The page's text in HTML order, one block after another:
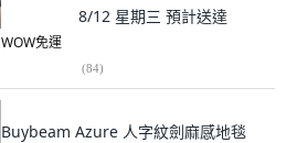
8/12 星期三 預計送達
WOW免運
(84)
Buybeam Azure 人字紋劍麻感地毯